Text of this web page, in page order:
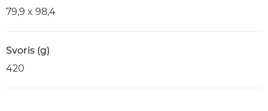
79,9 x 98,4
Svoris (g)
420